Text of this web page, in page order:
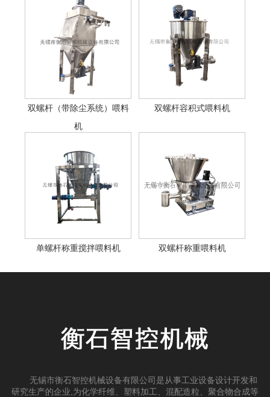
双螺杆（带除尘系统）喂料
机
双螺杆容积式喂料机
单螺杆称重搅拌喂料机 双螺杆称重喂料机
无锡市衡石智控机械设备有限公司是从事工业设备设计开发和
研究生产的企业,为化学纤维、塑料加工、混配造粒、聚合物合成等